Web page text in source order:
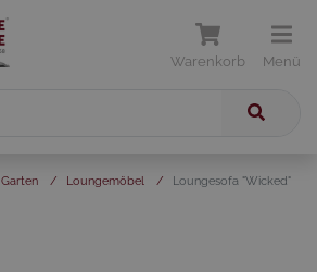
Warenkorb Menü
Garten / Loungemöbel / Loungesofa "Wicked"